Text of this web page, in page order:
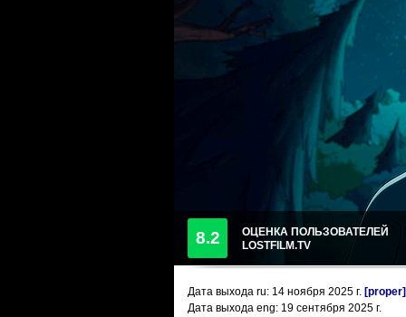
8.2
ОЦЕНКА ПОЛЬЗОВАТЕЛЕЙ
LOSTFILM.TV
Дата выхода ru: 14 ноября 2025 г. [proper]
Дата выхода eng: 19 сентября 2025 г.